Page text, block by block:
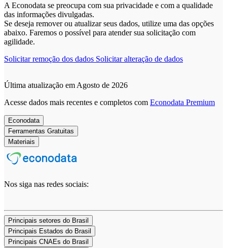
A Econodata se preocupa com sua privacidade e com a qualidade
das informações divulgadas.
Se deseja remover ou atualizar seus dados, utilize uma das opções
abaixo. Faremos o possível para atender sua solicitação com
agilidade.
Solicitar remoção dos dados Solicitar alteração de dados
Última atualização em Agosto de 2026
Acesse dados mais recentes e completos com Econodata Premium
Econodata
Ferramentas Gratuitas
Materiais
Nos siga nas redes sociais:
Principais setores do Brasil
Principais Estados do Brasil
Principais CNAEs do Brasil